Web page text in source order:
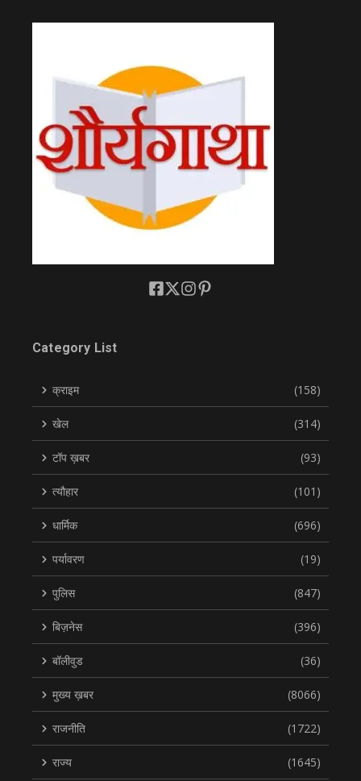
Category List
क्राइम (158)
खेल (314)
टॉप ख़बर (93)
त्यौहार (101)
धार्मिक (696)
पर्यावरण (19)
पुलिस (847)
बिज़नेस (396)
बॉलीवुड (36)
मुख्य ख़बर (8066)
राजनीति (1722)
राज्य (1645)